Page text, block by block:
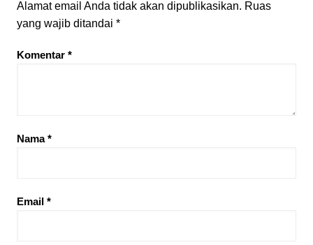
Alamat email Anda tidak akan dipublikasikan. Ruas
yang wajib ditandai *
Komentar *
Nama*
Email *